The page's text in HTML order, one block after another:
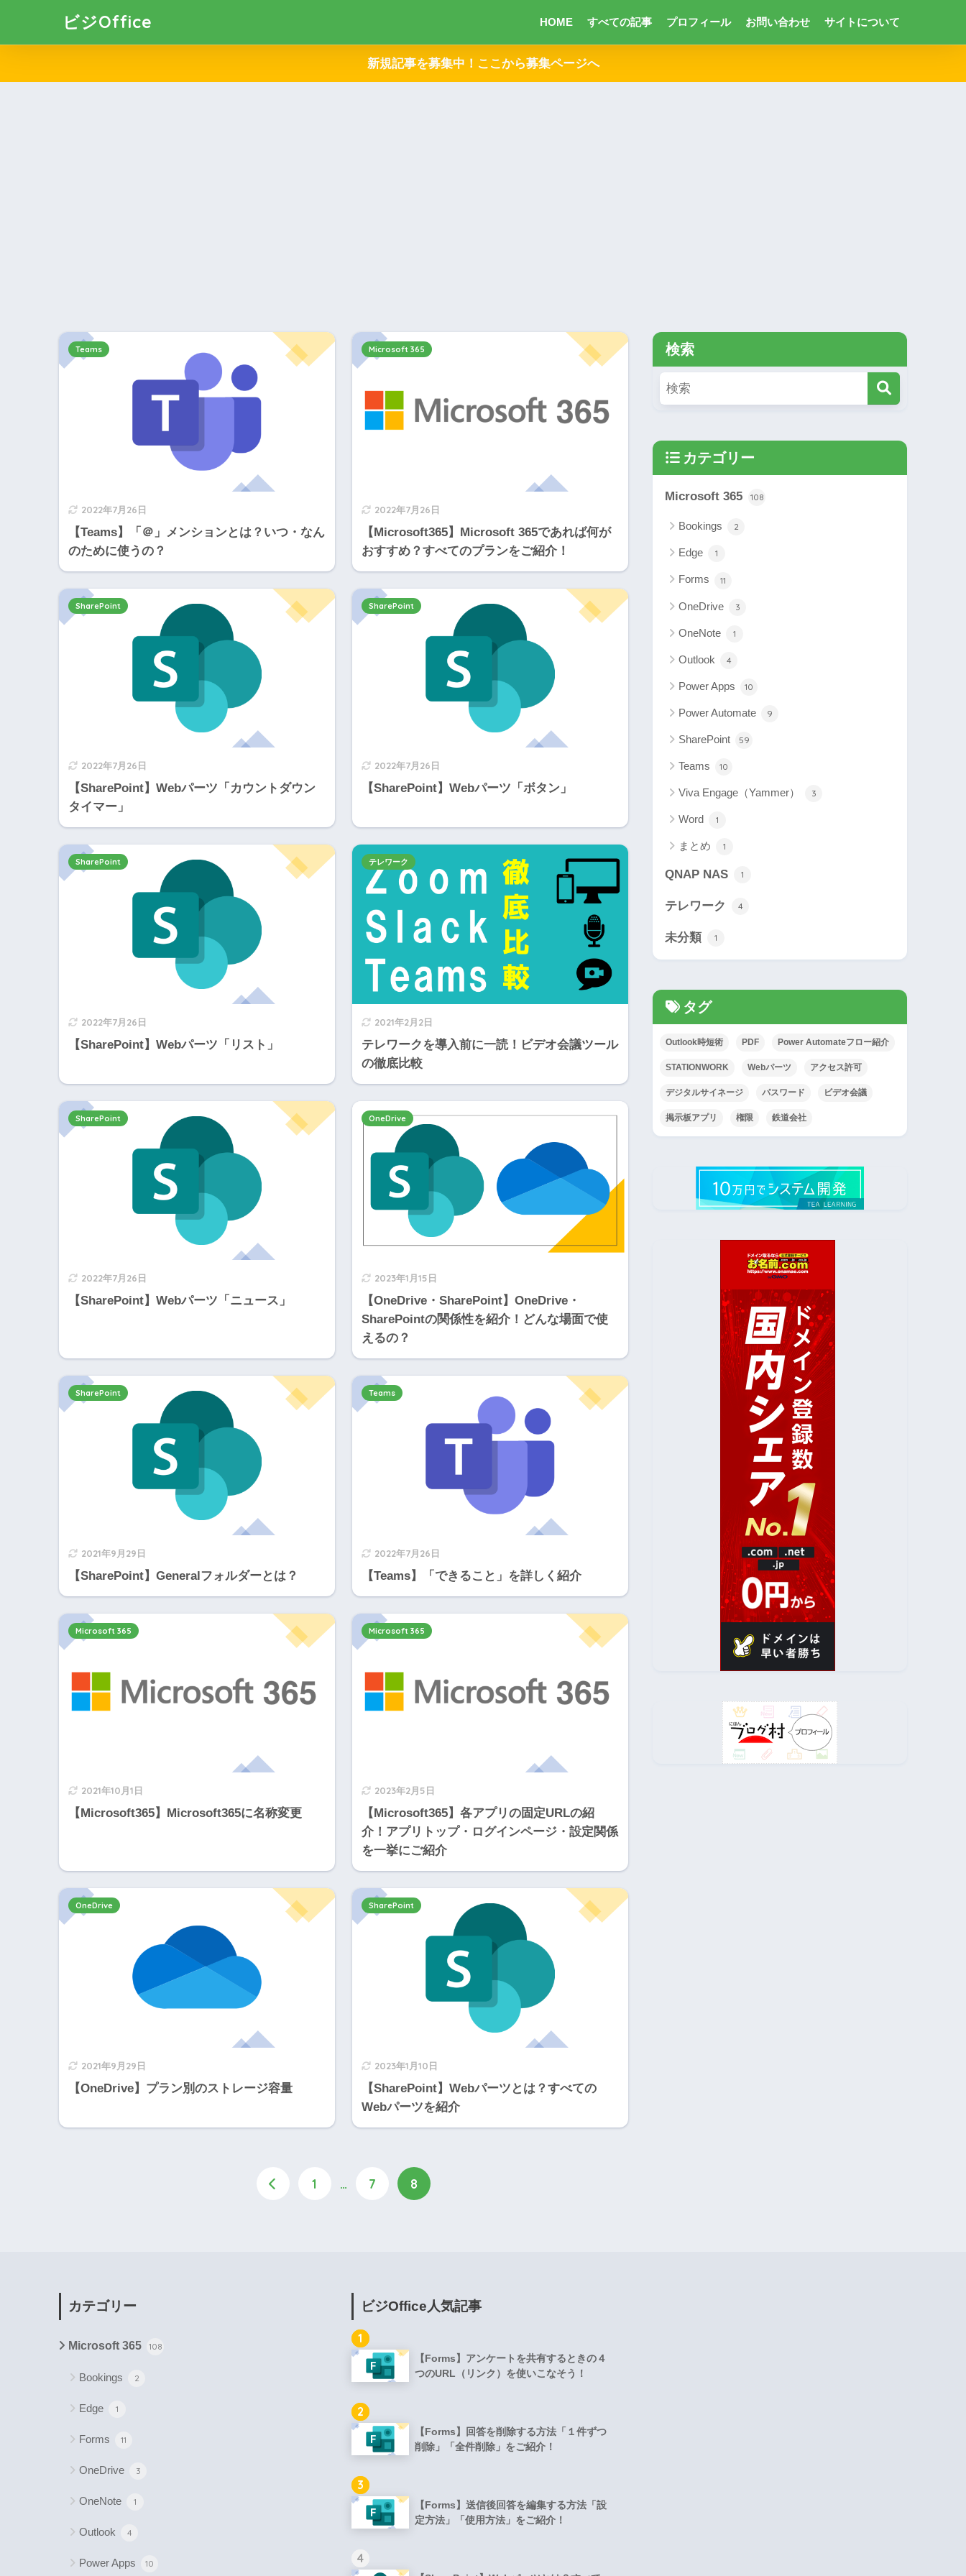
ビジOffice HOME すべての記事 プロフィール お問い合わせ サイトについて
新規記事を募集中！ここから募集ページへ
2022年7月26日
【Teams】「＠」メンションとは？いつ・なん
のために使うの？
Teams
2022年7月26日
【Microsoft365】Microsoft 365であれば何が
おすすめ？すべてのプランをご紹介！
Microsoft 365
2022年7月26日
【SharePoint】Webパーツ「カウントダウン
タイマー」
SharePoint
2022年7月26日
【SharePoint】Webパーツ「ボタン」
SharePoint
2022年7月26日
【SharePoint】Webパーツ「リスト」
SharePoint
2021年2月2日
テレワークを導入前に一読！ビデオ会議ツール
の徹底比較
テレワーク
2022年7月26日
【SharePoint】Webパーツ「ニュース」
SharePoint
2023年1月15日
【OneDrive・SharePoint】OneDrive・
SharePointの関係性を紹介！どんな場面で使
えるの？
OneDrive
2021年9月29日
【SharePoint】Generalフォルダーとは？
SharePoint
2022年7月26日
【Teams】「できること」を詳しく紹介
Teams
2021年10月1日
【Microsoft365】Microsoft365に名称変更
Microsoft 365
2023年2月5日
【Microsoft365】各アプリの固定URLの紹
介！アプリトップ・ログインページ・設定関係
を一挙にご紹介
Microsoft 365
2021年9月29日
【OneDrive】プラン別のストレージ容量
OneDrive
2023年1月10日
【SharePoint】Webパーツとは？すべての
Webパーツを紹介
SharePoint
1 … 7 8
検索
カテゴリー
Microsoft 365 108
Bookings 2
Edge 1
Forms 11
OneDrive 3
OneNote 1
Outlook 4
Power Apps 10
Power Automate 9
SharePoint 59
Teams 10
Viva Engage（Yammer） 3
Word 1
まとめ 1
QNAP NAS 1
テレワーク 4
未分類 1
タグ
Outlook時短術 PDF Power Automateフロー紹介
STATIONWORK Webパーツ アクセス許可
デジタルサイネージ パスワード ビデオ会議
掲示板アプリ 権限 鉄道会社
カテゴリー
Microsoft 365 108
Bookings 2
Edge 1
Forms 11
OneDrive 3
OneNote 1
Outlook 4
Power Apps 10
ビジOffice人気記事
1
【Forms】アンケートを共有するときの４
つのURL（リンク）を使いこなそう！
2
【Forms】回答を削除する方法「１件ずつ
削除」「全件削除」をご紹介！
3
【Forms】送信後回答を編集する方法「設
定方法」「使用方法」をご紹介！
4